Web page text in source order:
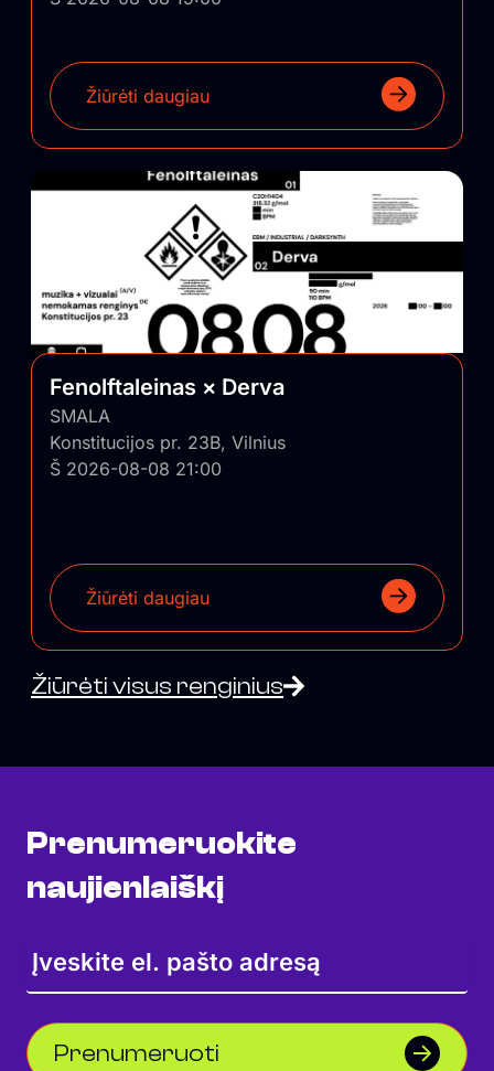
Žiūrėti daugiau
Fenolftaleinas × Derva
SMALA
Konstitucijos pr. 23B, Vilnius
Š 2026-08-08 21:00
Žiūrėti daugiau
Žiūrėti visus renginius
Prenumeruokite
naujienlaiškį
Prenumeruoti